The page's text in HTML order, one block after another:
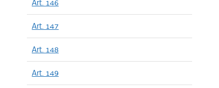
Art. 146
Art. 147
Art. 148
Art. 149